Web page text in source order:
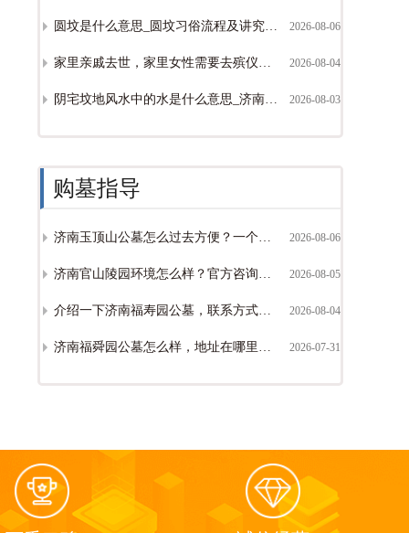
圆坟是什么意思_圆坟习俗流程及讲究详解【官方解答】 2026-08-06
家里亲戚去世，家里女性需要去殡仪馆吗？济南丧葬习俗与到场建议 2026-08-04
阴宅坟地风水中的水是什么意思_济南陵园选址水流朝向讲究【济南陵园网】 2026-08-03
购墓指导
济南玉顶山公墓怎么过去方便？一个墓大概多少钱？官方咨询电话是多少？ 2026-08-06
济南官山陵园环境怎么样？官方咨询电话是多少？ 2026-08-05
介绍一下济南福寿园公墓，联系方式是多少 2026-08-04
济南福舜园公墓怎么样，地址在哪里（历城福舜园位置/环境/价格详解） 2026-07-31